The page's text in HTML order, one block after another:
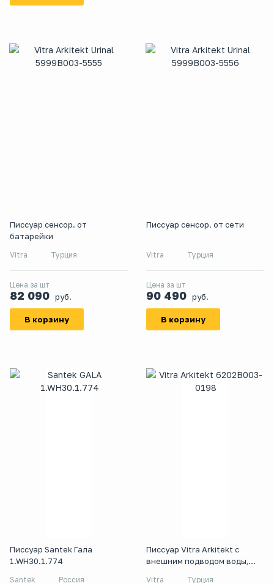
Писсуар сенсор. от
батарейки
Vitra Турция
Цена за шт
82 090 руб.
В корзину
Писсуар сенсор. от сети
Vitra Турция
Цена за шт
90 490 руб.
В корзину
Писсуар Santek Гала
1.WH30.1.774
Santek Россия
Писсуар Vitra Arkitekt с
внешним подводом воды,
Vitra Турция